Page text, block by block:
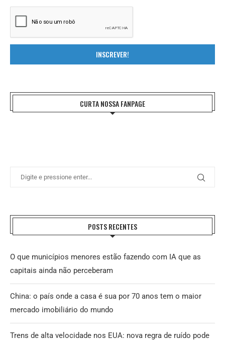
INSCREVER!
CURTA NOSSA FANPAGE
POSTS RECENTES
O que municípios menores estão fazendo com IA que as
capitais ainda não perceberam
China: o país onde a casa é sua por 70 anos tem o maior
mercado imobiliário do mundo
Trens de alta velocidade nos EUA: nova regra de ruído pode